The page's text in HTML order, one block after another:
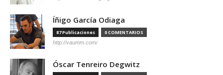
Íñigo García Odiaga
87 Publicaciones 0 COMENTARIOS
http://vaumm.com/
Óscar Tenreiro Degwitz